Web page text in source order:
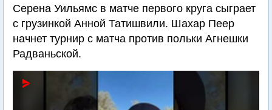
Серена Уильямс в матче первого круга сыграет
с грузинкой Анной Татишвили. Шахар Пеер
начнет турнир с матча против польки Агнешки
Радваньской.